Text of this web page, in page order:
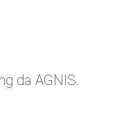
da AGNIS.